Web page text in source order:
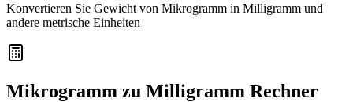
Konvertieren Sie Gewicht von Mikrogramm in Milligramm und
andere metrische Einheiten
Mikrogramm zu Milligramm Rechner